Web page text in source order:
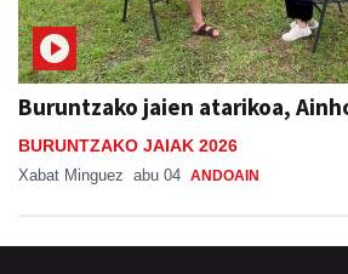
Buruntzako jaien atarikoa,
BURUNTZAKO JAIAK 2026
Xabat Minguez abu 04 ANDOAIN